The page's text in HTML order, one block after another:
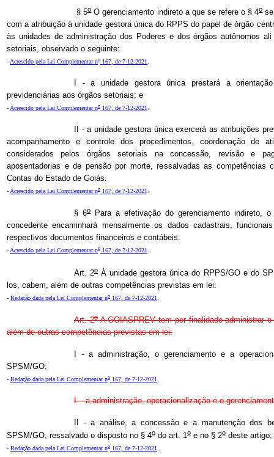
§ 5oO gerenciamento indireto a que se refere o § 4ose
com a atribuição à unidade gestora única do RPPS do papel de órgão
às unidades de administração dos Poderes e dos órgãos autônomos
setoriais, observado o seguinte:
- Acrescido pela Lei Complementar no 167, de 7-12-2021
I - a unidade gestora única prestará a
previdenciárias aos órgãos setoriais; e
- Acrescido pela Lei Complementar no 167, de 7-12-2021
II - a unidade gestora única exercerá as atribuições
acompanhamento e controle dos procedimentos, coordenação de
considerados pelos órgãos setoriais na concessão, revisão e
aposentadorias e de pensão por morte, ressalvadas as competências
Contas do Estado de Goiás.
- Acrescido pela Lei Complementar no 167, de 7-12-2021
§ 6o
Para a efetivação do gerenciamento indireto,
concedente encaminhará mensalmente os dados cadastrais,
respectivos documentos financeiros e contábeis.
-Acrescido pela Lei Complementar no 167, de 7-12-2021.
Art. 2o À unidade gestora única do RPPS/GO e do
los, cabem, além de outras competências previstas em lei:
- Redação dada pela Lei Complementar no 167, de 7-12-2021
Art. 2oA GOIASPREV tem por finalidade administrar
além de outras competências previstas em lei:
I - a administração, o gerenciamento e a
SPSM/GO;
- Redação dada pela Lei Complementar no 167, de 7-12-2021
I – a administração, operacionalização e o
II - a análise, a concessão e a manutenção dos
SPSM/GO, ressalvado o disposto no § 4o do art. 1o e no § 2o deste artigo;
- Redação dada pela Lei Complementar no 167, de 7-12-2021.